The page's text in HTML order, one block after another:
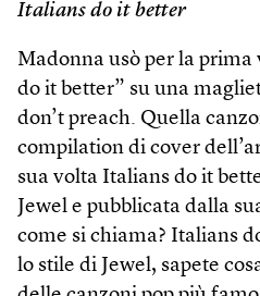
Italians do it better
Madonna usò per la
do it better” su una
don’t preach. Quella
compilation di cover
sua volta Italians do it
Jewel e pubblicata dalla
come si chiama? Italians
lo stile di Jewel, sapete